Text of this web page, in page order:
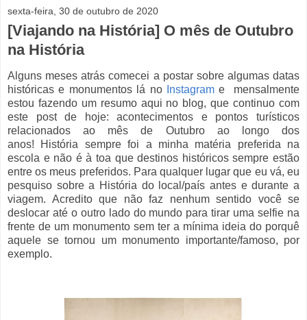
sexta-feira, 30 de outubro de 2020
[Viajando na História] O mês de Outubro
na História
Alguns meses atrás comecei a postar sobre algumas datas
históricas e monumentos lá no
Instagrame mensalmente
estou fazendo um resumo aqui no blog, que continuo com
este post de hoje: acontecimentos e pontos turísticos
relacionados ao mês de Outubro ao longo dos
anos! História sempre foi a minha matéria preferida na
escola e não é à toa que destinos históricos sempre estão
entre os meus preferidos. Para qualquer lugar que eu vá, eu
pesquiso sobre a História do local/país antes e durante a
viagem. Acredito que não faz nenhum sentido você se
deslocar até o outro lado do mundo para tirar uma selfie na
frente de um monumento sem ter a mínima ideia do porquê
aquele se tornou um monumento importante/famoso, por
exemplo.